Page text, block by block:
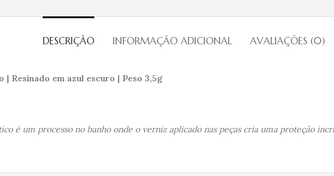
DESCRIÇÃO INFORMAÇÃO ADICIONAL AVALIAÇÕES (0)
Resinado em azul escuro | Peso 3,5g
é um processo no banho onde o verniz aplicado nas peças cria uma proteção